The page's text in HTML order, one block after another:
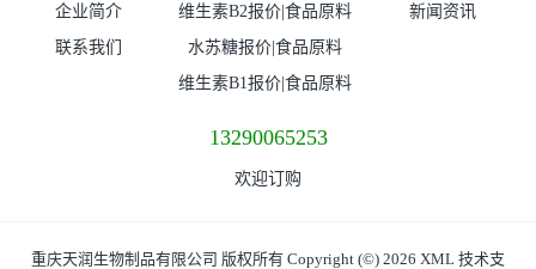
企业简介
联系我们
维生素B2报价|食品原料
水苏糖报价|食品原料
维生素B1报价|食品原料
新闻资讯
13290065253
欢迎订购
重庆天润生物制品有限公司 版权所有 Copyright (©) 2026 XML 技术支